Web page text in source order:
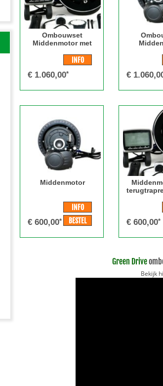
Ombouwset
Middenmotor met
€ 1.060,00*
INFO
€
Middenmotor
€ 600,00*
INFO
BESTEL
€ 600,00*
Green Drive
Bekijk